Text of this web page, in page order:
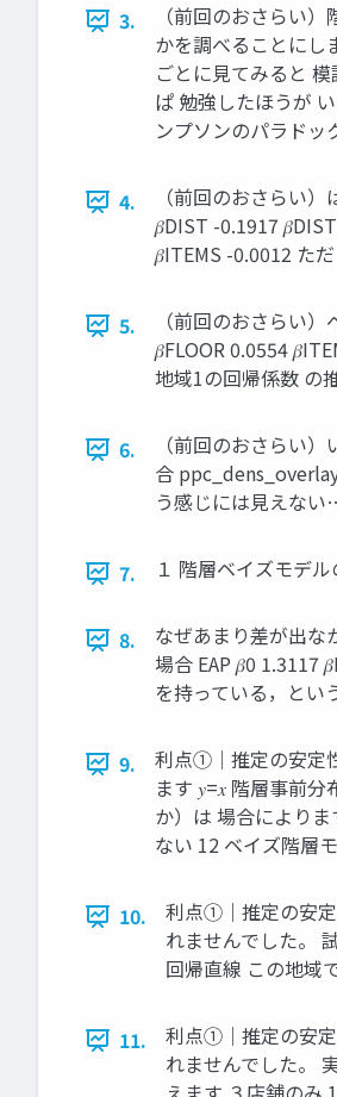
3.
（前回のおさらい
かを調べることにし
ごとに見てみると
ぱ 勉強したほうが
ンプソンのパラドッ
4.
（前回のおさらい
𝛽DIST -0.1917
𝛽ITEMS -0.0012 た
5.
（前回のおさらい
𝛽FLOOR 0.0554
地域1の回帰係数 の
6.
（前回のおさらい
合
う感じには見えな
7. １ 階層ベイズモデ
8.
なぜあまり差が出
場合 EAP 𝛽0 1.3117
を持っている，とい
9.
利点①｜推定の安定
ます 𝑦=𝑥 階層事前
か）は 場合により
ない 12 ベイズ階層
10.
利点①｜推定の安
れませんでした。
回帰直線 この地域
11.
利点①｜推定の安
れませんでした。